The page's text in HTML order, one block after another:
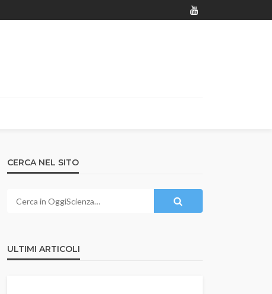
CERCA NEL SITO
ULTIMI ARTICOLI